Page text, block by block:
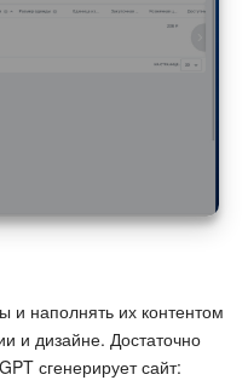
и наполнять их контентом
и дизайне. Достаточно
сгенерирует сайт: